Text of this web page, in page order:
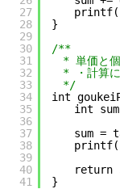
27
28
29
30
31
32
33
34
35
36
37
38
39
40
41
printf(
}
/**
* 単価と個
* ・計算に
*/
int
int
sum =
printf(
return
}